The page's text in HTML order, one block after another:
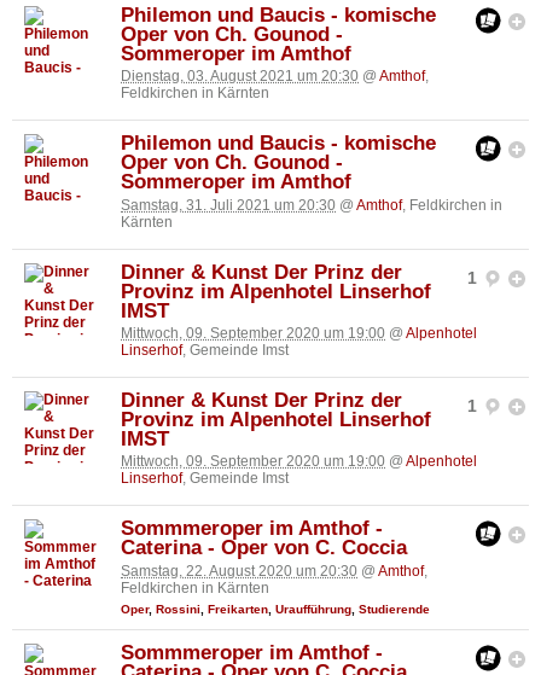
Philemon und Baucis - komische
Oper von Ch. Gounod -
Sommeroper im Amthof
Dienstag, 03. August 2021 um 20:30 @ Amthof,
Feldkirchen in Kärnten
Philemon und Baucis - komische
Oper von Ch. Gounod -
Sommeroper im Amthof
Samstag, 31. Juli 2021 um 20:30 @ Amthof, Feldkirchen in
Kärnten
1
Dinner & Kunst Der Prinz der
Provinz im Alpenhotel Linserhof
IMST
Mittwoch, 09. September 2020 um 19:00 @ Alpenhotel
Linserhof, Gemeinde Imst
1
Dinner & Kunst Der Prinz der
Provinz im Alpenhotel Linserhof
IMST
Mittwoch, 09. September 2020 um 19:00 @ Alpenhotel
Linserhof, Gemeinde Imst
Sommmeroper im Amthof -
Caterina - Oper von C. Coccia
Samstag, 22. August 2020 um 20:30 @ Amthof,
Feldkirchen in Kärnten
Oper, Rossini Freikarten Uraufführung Studierende
Sommmeroper im Amthof -